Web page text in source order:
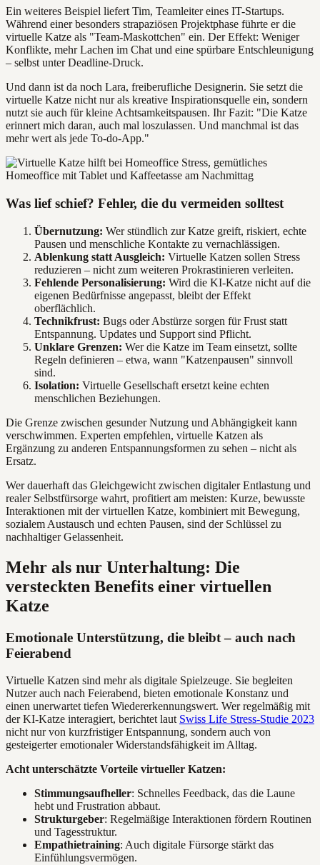
Ein weiteres Beispiel liefert Tim, Teamleiter eines IT-Startups.
Während einer besonders strapaziösen Projektphase führte er die
virtuelle Katze als "Team-Maskottchen" ein. Der Effekt: Weniger
Konflikte, mehr Lachen im Chat und eine spürbare Entschleunigung
– selbst unter Deadline-Druck.
Und dann ist da noch Lara, freiberufliche Designerin. Sie setzt die
virtuelle Katze nicht nur als kreative Inspirationsquelle ein, sondern
nutzt sie auch für kleine Achtsamkeitspausen. Ihr Fazit: "Die Katze
erinnert mich daran, auch mal loszulassen. Und manchmal ist das
mehr wert als jede To-do-App."
Was lief schief? Fehler, die du vermeiden solltest
Übernutzung: Wer stündlich zur Katze greift, riskiert, echte
Pausen und menschliche Kontakte zu vernachlässigen.
Ablenkung statt Ausgleich: Virtuelle Katzen sollen Stress
reduzieren – nicht zum weiteren Prokrastinieren verleiten.
Fehlende Personalisierung: Wird die KI-Katze nicht auf die
eigenen Bedürfnisse angepasst, bleibt der Effekt
oberflächlich.
Technikfrust: Bugs oder Abstürze sorgen für Frust statt
Entspannung. Updates und Support sind Pflicht.
Unklare Grenzen: Wer die Katze im Team einsetzt, sollte
Regeln definieren – etwa, wann "Katzenpausen" sinnvoll
sind.
Isolation: Virtuelle Gesellschaft ersetzt keine echten
menschlichen Beziehungen.
Die Grenze zwischen gesunder Nutzung und Abhängigkeit kann
verschwimmen. Experten empfehlen, virtuelle Katzen als
Ergänzung zu anderen Entspannungsformen zu sehen – nicht als
Ersatz.
Wer dauerhaft das Gleichgewicht zwischen digitaler Entlastung und
realer Selbstfürsorge wahrt, profitiert am meisten: Kurze, bewusste
Interaktionen mit der virtuellen Katze, kombiniert mit Bewegung,
sozialem Austausch und echten Pausen, sind der Schlüssel zu
nachhaltiger Gelassenheit.
Mehr als nur Unterhaltung: Die
versteckten Benefits einer virtuellen
Katze
Emotionale Unterstützung, die bleibt – auch nach
Feierabend
Virtuelle Katzen sind mehr als digitale Spielzeuge. Sie begleiten
Nutzer auch nach Feierabend, bieten emotionale Konstanz und
einen unerwartet tiefen Wiedererkennungswert. Wer regelmäßig mit
der KI-Katze interagiert, berichtet laut Swiss Life Stress-Studie 2023
nicht nur von kurzfristiger Entspannung, sondern auch von
gesteigerter emotionaler Widerstandsfähigkeit im Alltag.
Acht unterschätzte Vorteile virtueller Katzen:
Stimmungsaufheller: Schnelles Feedback, das die Laune
hebt und Frustration abbaut.
Strukturgeber: Regelmäßige Interaktionen fördern Routinen
und Tagesstruktur.
Empathietraining: Auch digitale Fürsorge stärkt das
Einfühlungsvermögen.